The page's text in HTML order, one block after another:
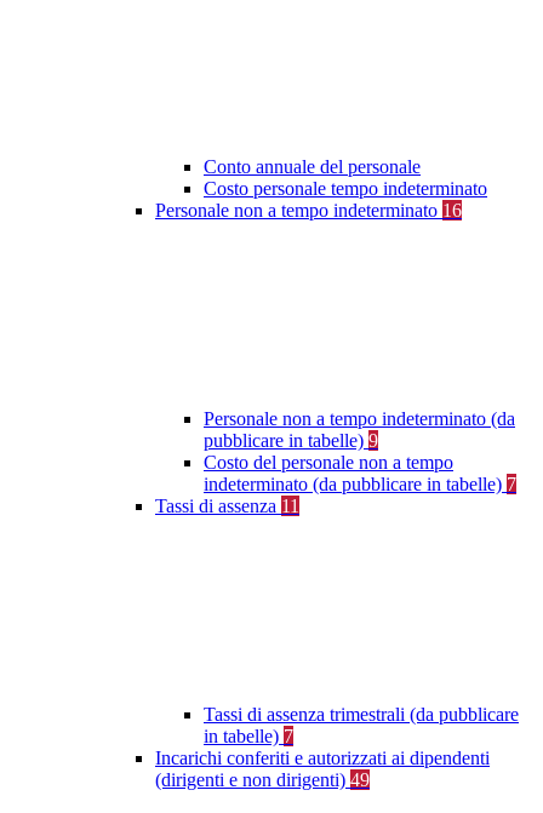
Conto annuale del personale
Costo personale tempo indeterminato
Personale non a tempo indeterminato 16
Personale non a tempo indeterminato (da
pubblicare in tabelle) 9
Costo del personale non a tempo
indeterminato (da pubblicare in tabelle) 7
Tassi di assenza 11
Tassi di assenza trimestrali (da pubblicare
in tabelle) 7
Incarichi conferiti e autorizzati ai dipendenti
(dirigenti e non dirigenti) 49